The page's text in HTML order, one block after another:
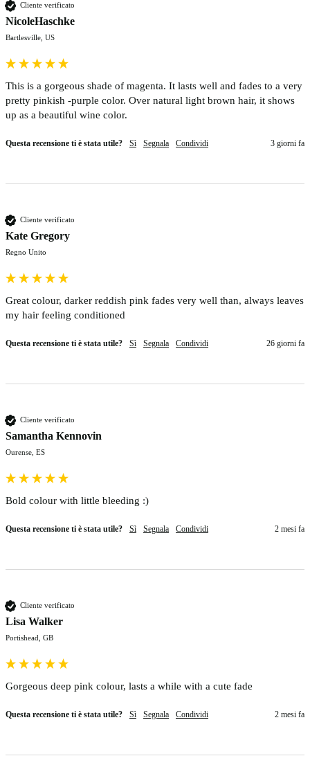
Cliente verificato
NicoleHaschke
Bartlesville, US
This is a gorgeous shade of magenta. It lasts well and fades to a very
pretty pinkish -purple color. Over natural light brown hair, it shows
up as a beautiful wine color.
Questa recensione ti è stata utile? Sì Segnala Condividi 3 giorni fa
Cliente verificato
Kate Gregory
Regno Unito
Great colour, darker reddish pink fades very well than, always leaves
my hair feeling conditioned
Questa recensione ti è stata utile? Sì Segnala Condividi 26 giorni fa
Cliente verificato
Samantha Kennovin
Ourense, ES
Bold colour with little bleeding :)
Questa recensione ti è stata utile? Sì Segnala Condividi 2 mesi fa
Cliente verificato
Lisa Walker
Portishead, GB
Gorgeous deep pink colour, lasts a while with a cute fade
Questa recensione ti è stata utile? Sì Segnala Condividi 2 mesi fa